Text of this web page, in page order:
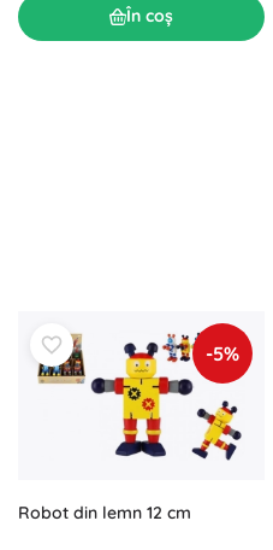
În coș
-5%
Robot din lemn 12 cm